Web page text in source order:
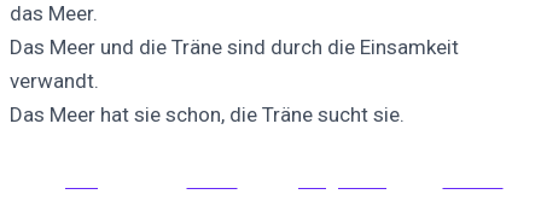
das Meer.
Das Meer und die Träne sind durch die Einsamkeit
verwandt.
Das Meer hat sie schon, die Träne sucht sie.